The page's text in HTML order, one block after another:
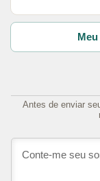
Antes de enviar